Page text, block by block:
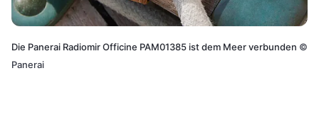
Die Panerai Radiomir Officine PAM01385 ist dem Meer verbunden ©
Panerai